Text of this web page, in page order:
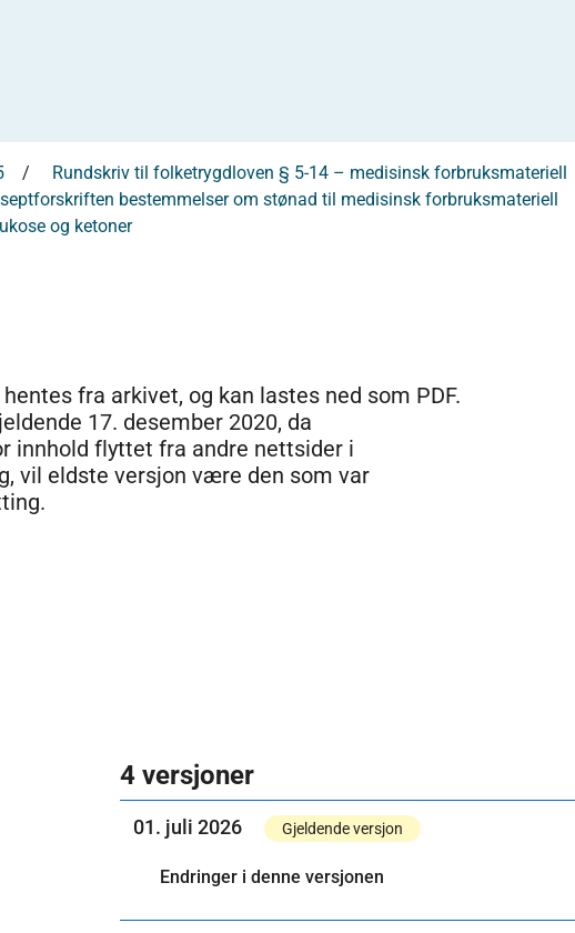
Rundskriv til folketrygdloven § 5-14 – medisinsk forbruksmateriell
bestemmelser om stønad til medisinsk forbruksmateriell
og ketoner
fra arkivet, og kan lastes ned som PDF.
17. desember 2020, da
innhold flyttet fra andre nettsider i
vil eldste versjon være den som var
4 versjoner
01. juli 2026 Gjeldende versjon
Endringer i denne versjonen